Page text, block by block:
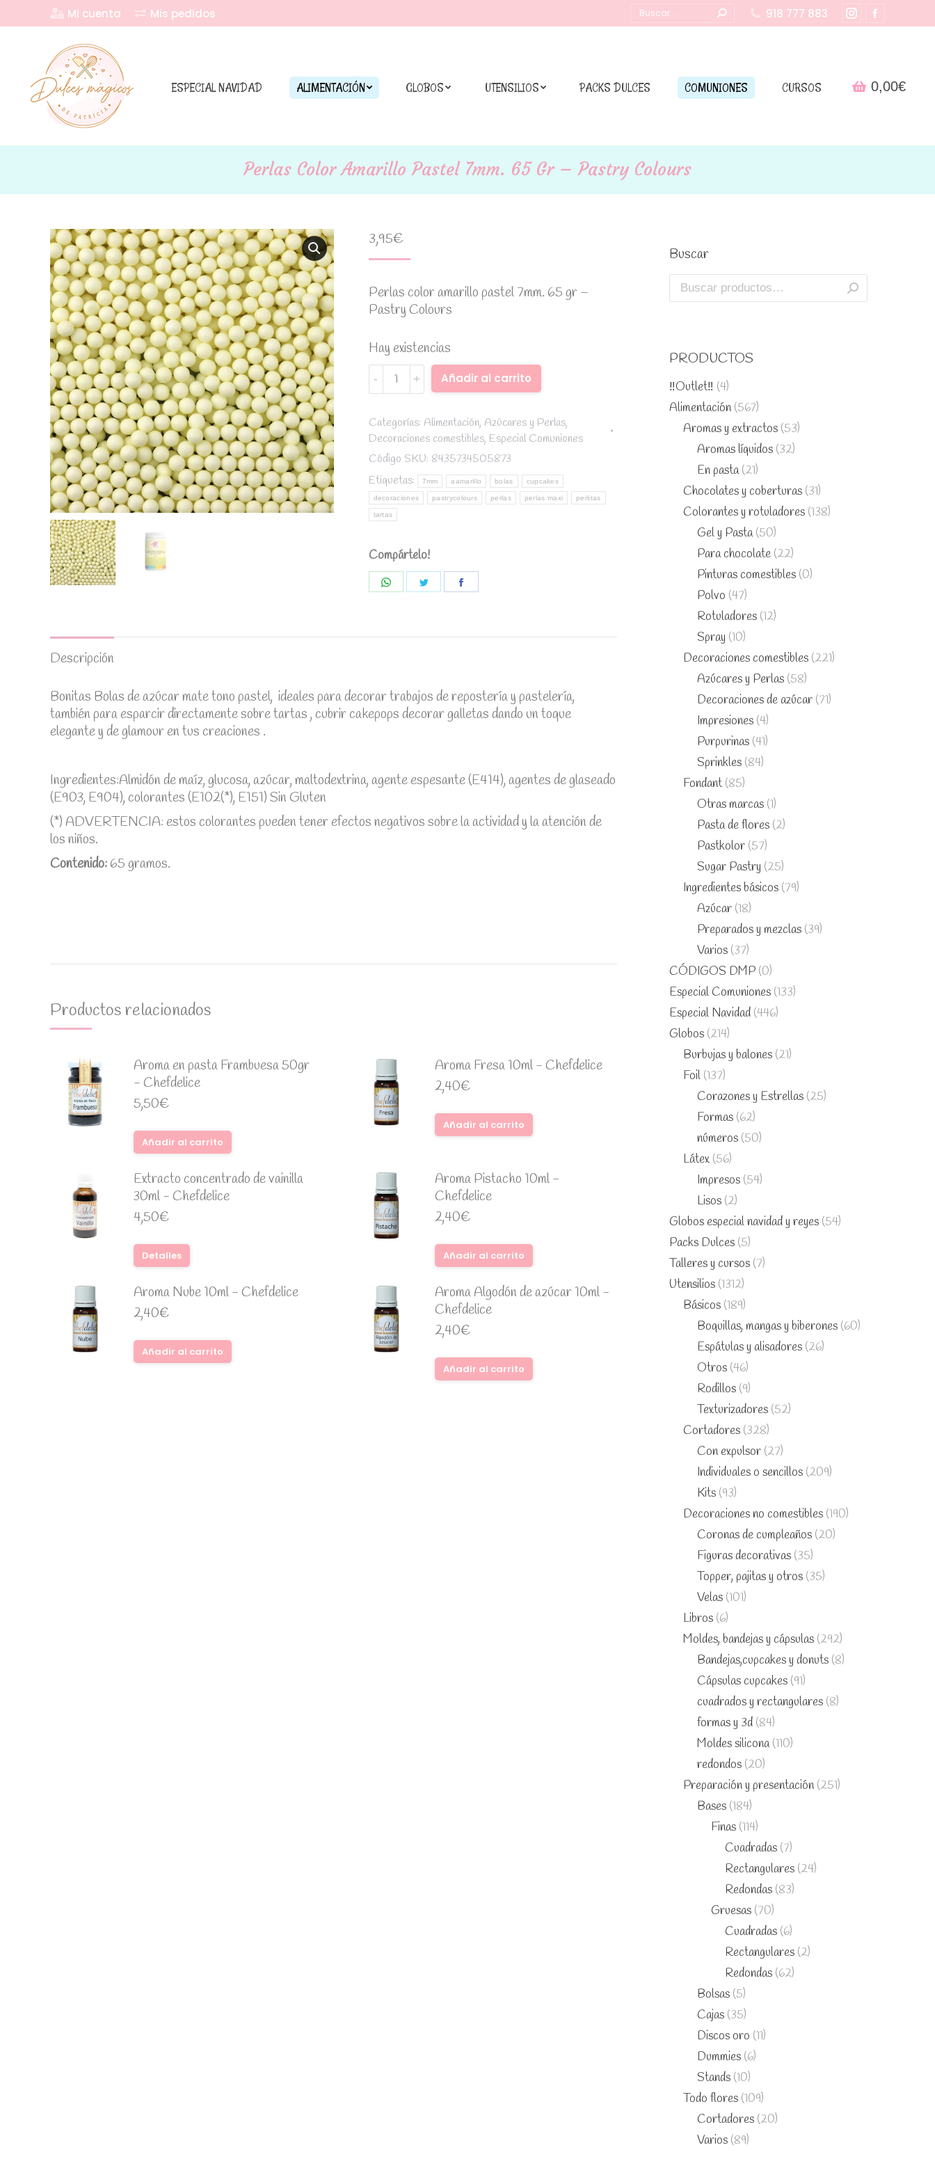
Mi cuenta Mis pedidos Buscar: 918 777 883
Instagram
in
Facebook
in
ESPECIAL NAVIDAD ALIMENTACIÓN GLOBOS UTENSILIOS PACKS DULCES COMUNIONES CURSOS 0,00€
Perlas Color Amarillo Pastel 7mm. 65 Gr – Pastry Colours
3,95€
Perlas color amarillo pastel 7mm. 65 gr –
Pastry Colours
Hay existencias
Perlas
color
pastel
7mm.
65
gr
-
Pastry
quantity
Añadir al carrito Alternative:
Categorías: Alimentación, Azúcares y Perlas,
Decoraciones comestibles, Especial Comuniones
Código SKU: 8435734505873
Etiquetas:
7mm aamarillo bolas cupcakes
decoraciones pastrycolours perlas perlas maxi perlitas
tartas
Compártelo!
Share
Share
Descripción
Bonitas Bolas de azúcar mate tono pastel, ideales para decorar trabajos de repostería y pastelería,
también para esparcir directamente sobre tartas , cubrir cakepops decorar galletas dando un toque
elegante y de glamour en tus creaciones .
Ingredientes:Almidón de maíz, glucosa, azúcar, maltodextrina, agente espesante (E414), agentes de glaseado
(E903, E904), colorantes (E102(*), E151) Sin Gluten
(*) ADVERTENCIA: estos colorantes pueden tener efectos negativos sobre la actividad y la atención de
los niños.
Contenido:65 gramos.
Productos relacionados
Aroma en pasta Frambuesa 50gr
- Chefdelice
5,50€
Añadir al carrito
Aroma Fresa 10ml - Chefdelice
2,40€
Añadir al carrito
Extracto concentrado de vainilla
30ml - Chefdelice
4,50€
Detalles
Aroma Pistacho 10ml -
Chefdelice
2,40€
Añadir al carrito
Aroma Nube 10ml - Chefdelice
2,40€
Añadir al carrito
Aroma Algodón de azúcar 10ml -
Chefdelice
2,40€
Añadir al carrito
Buscar
PRODUCTOS
‼️Outlet‼️ (4)
Alimentación (567)
Aromas y extractos (53)
Aromas líquidos (32)
En pasta (21)
Chocolates y coberturas (31)
Colorantes y rotuladores (138)
Gel y Pasta (50)
Para chocolate (22)
Pinturas comestibles (0)
Polvo (47)
Rotuladores (12)
Spray (10)
Decoraciones comestibles (221)
Azúcares y Perlas (58)
Decoraciones de azúcar (71)
Impresiones (4)
Purpurinas (41)
Sprinkles (84)
Fondant (85)
Otras marcas (1)
Pasta de flores (2)
Pastkolor (57)
Sugar Pastry (25)
Ingredientes básicos (79)
Azúcar (18)
Preparados y mezclas (39)
Varios (37)
CÓDIGOS DMP (0)
Especial Comuniones (133)
Especial Navidad (446)
Globos (214)
Burbujas y balones (21)
Foil (137)
Corazones y Estrellas (25)
Formas (62)
números (50)
Látex (56)
Impresos (54)
Lisos (2)
Globos especial navidad y reyes (54)
Packs Dulces (5)
Talleres y cursos (7)
Utensilios (1312)
Básicos (189)
Boquillas, mangas y biberones (60)
Espátulas y alisadores (26)
Otros (46)
Rodillos (9)
Texturizadores (52)
Cortadores (328)
Con expulsor (27)
Individuales o sencillos (209)
Kits (93)
Decoraciones no comestibles (190)
Coronas de cumpleaños (20)
Figuras decorativas (35)
Topper, pajitas y otros (35)
Velas (101)
Libros (6)
Moldes, bandejas y cápsulas (292)
Bandejas,cupcakes y donuts (8)
Cápsulas cupcakes (91)
cuadrados y rectangulares (8)
formas y 3d (84)
Moldes silicona (110)
redondos (20)
Preparación y presentación (251)
Bases (184)
Finas (114)
Cuadradas (7)
Rectangulares (24)
Redondas (83)
Gruesas (70)
Cuadradas (6)
Rectangulares (2)
Redondas (62)
Bolsas (5)
Cajas (35)
Discos oro (11)
Dummies (6)
Stands (10)
Todo flores (109)
Cortadores (20)
Varios (89)